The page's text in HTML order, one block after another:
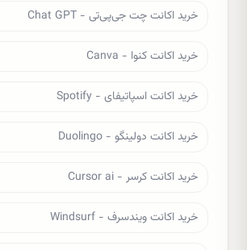
خرید اکانت چت جی‌پی‌تی - Chat GPT
خرید اکانت کنوا - Canva
خرید اکانت اسپاتیفای - Spotify
خرید اکانت دولینگو - Duolingo
خرید اکانت کرسر - Cursor ai
خرید اکانت ویندسرف - Windsurf